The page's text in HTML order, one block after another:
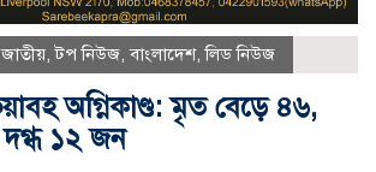
জাতীয়,টপ নিউজ,বাংলাদেশ,লিড নিউজ
অগ্নিকাণ্ড: মৃত বেড়ে ৪৬,
১২ জন